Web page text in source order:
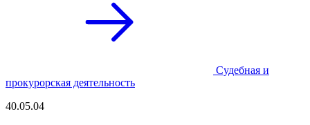
Судебная и
прокурорская деятельность
40.05.04